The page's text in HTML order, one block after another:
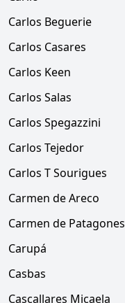
Carlos Beguerie
Carlos Casares
Carlos Keen
Carlos Salas
Carlos Spegazzini
Carlos Tejedor
Carlos T Sourigues
Carmen de Areco
Carmen de Patagones
Carupá
Casbas
Cascallares Micaela